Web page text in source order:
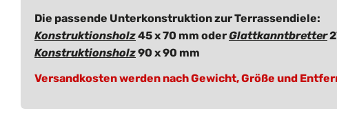
Die passende Unterkonstruktion zur Terrassendiele:
Konstruktionsholz45 x 70 mm oderGlattkanntbretter
Konstruktionsholz90 x 90 mm
Versandkosten werden nach Gewicht, Größe und